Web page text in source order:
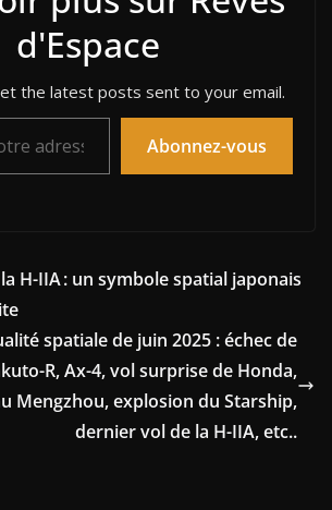
d'Espace
the latest posts sent to your email.
Abonnez-vous
H-IIA : un symbole spatial japonais
spatiale de juin 2025 : échec de
R, Ax-4, vol surprise de Honda,
Mengzhou, explosion du Starship,
dernier vol de la H-IIA, etc..